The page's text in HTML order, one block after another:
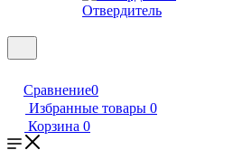
Отвердитель
Сравнение0
Избранные товары 0
Корзина 0